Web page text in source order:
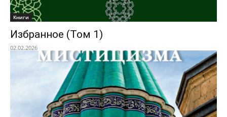
Книги
Избранное (Том 1)
02.02.2026